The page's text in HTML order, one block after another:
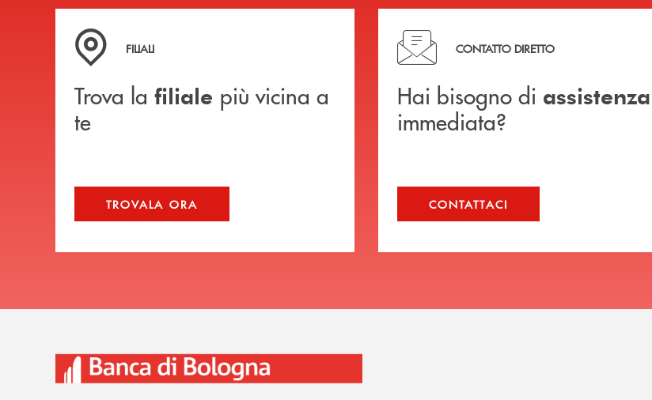
Trova la filiale più vicina a te
FILIALI
Trova la filiale più vicina a
te
TROVALA ORA
Hai bisogno di assistenza immediata?
CONTATTO DIRETTO
Hai bisogno di assistenza
immediata?
CONTATTACI